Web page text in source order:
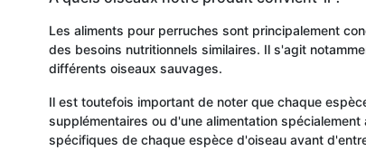
Les aliments pour perruches sont principalement
des besoins nutritionnels similaires. Il s'agit
différents oiseaux sauvages.
Il est toutefois important de noter que chaque
supplémentaires ou d'une alimentation
spécifiques de chaque espèce d'oiseau avant